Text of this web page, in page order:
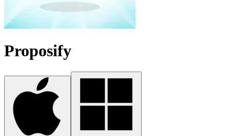
Proposify